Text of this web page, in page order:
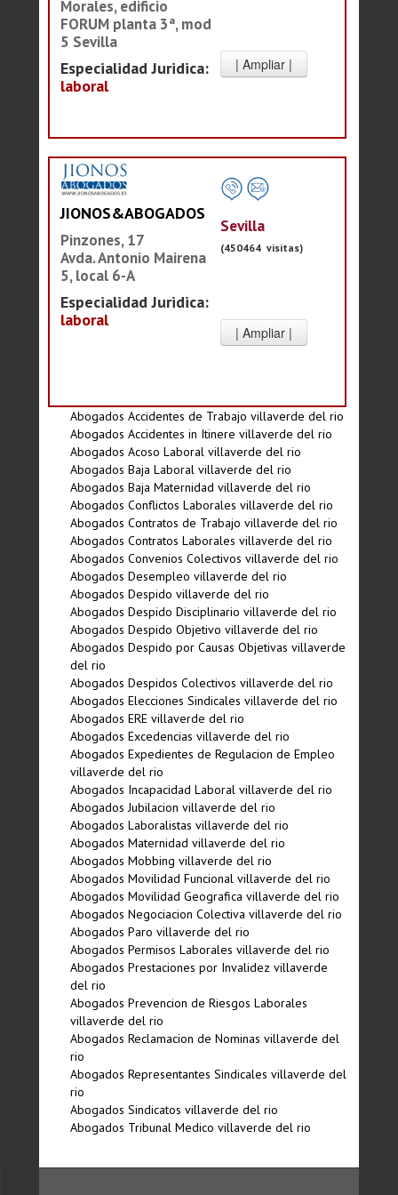
Morales, edificio
FORUM planta 3ª, mod
5 Sevilla
Especialidad Juridica:
laboral
JIONOS&ABOGADOS
Pinzones, 17
Avda. Antonio Mairena
5, local 6-A
Especialidad Juridica:
laboral
Sevilla
(450464 visitas)
Abogados Accidentes de Trabajo villaverde del rio
Abogados Accidentes in Itinere villaverde del rio
Abogados Acoso Laboral villaverde del rio
Abogados Baja Laboral villaverde del rio
Abogados Baja Maternidad villaverde del rio
Abogados Conflictos Laborales villaverde del rio
Abogados Contratos de Trabajo villaverde del rio
Abogados Contratos Laborales villaverde del rio
Abogados Convenios Colectivos villaverde del rio
Abogados Desempleo villaverde del rio
Abogados Despido villaverde del rio
Abogados Despido Disciplinario villaverde del rio
Abogados Despido Objetivo villaverde del rio
Abogados Despido por Causas Objetivas villaverde
del rio
Abogados Despidos Colectivos villaverde del rio
Abogados Elecciones Sindicales villaverde del rio
Abogados ERE villaverde del rio
Abogados Excedencias villaverde del rio
Abogados Expedientes de Regulacion de Empleo
villaverde del rio
Abogados Incapacidad Laboral villaverde del rio
Abogados Jubilacion villaverde del rio
Abogados Laboralistas villaverde del rio
Abogados Maternidad villaverde del rio
Abogados Mobbing villaverde del rio
Abogados Movilidad Funcional villaverde del rio
Abogados Movilidad Geografica villaverde del rio
Abogados Negociacion Colectiva villaverde del rio
Abogados Paro villaverde del rio
Abogados Permisos Laborales villaverde del rio
Abogados Prestaciones por Invalidez villaverde
del rio
Abogados Prevencion de Riesgos Laborales
villaverde del rio
Abogados Reclamacion de Nominas villaverde del
rio
Abogados Representantes Sindicales villaverde del
rio
Abogados Sindicatos villaverde del rio
Abogados Tribunal Medico villaverde del rio